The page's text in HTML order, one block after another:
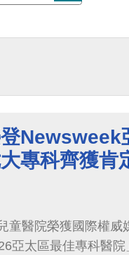
Newsweek
專科齊獲肯
童醫院榮獲國際權威
亞太區最佳專科醫